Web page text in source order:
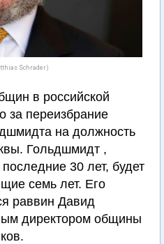
Schrader)
в российской
за переизбрание
на должность
Гольдшмидт ,
30 лет, будет
семь лет. Его
раввин Давид
директором общины